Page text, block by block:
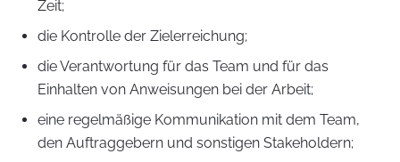
Zeit;
die Kontrolle der Zielerreichung;
die Verantwortung für das Team und für das
Einhalten von Anweisungen bei der Arbeit;
eine regelmäßige Kommunikation mit dem Team,
den Auftraggebern und sonstigen Stakeholdern;